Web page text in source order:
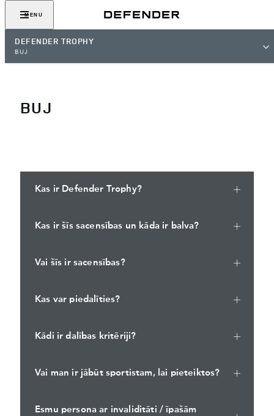
MENU
DEFENDER TROPHY
BUJ
BUJ
Kas ir Defender Trophy?
Kas ir šīs sacensības un kāda ir balva?
Vai šīs ir sacensības?
Kas var piedalīties?
Kādi ir dalības kritēriji?
Vai man ir jābūt sportistam, lai pieteiktos?
Esmu persona ar invaliditāti / īpašām